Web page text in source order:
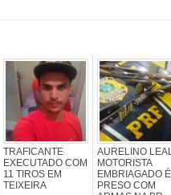
TRAFICANTE
EXECUTADO COM
11 TIROS EM
TEIXEIRA
AURELINO
MOTORISTA
EMBRIAGADO É
PRESO COM